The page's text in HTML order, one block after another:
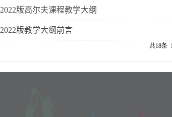
2022版高尔夫课程教学大纲
2022版教学大纲前言
共18条